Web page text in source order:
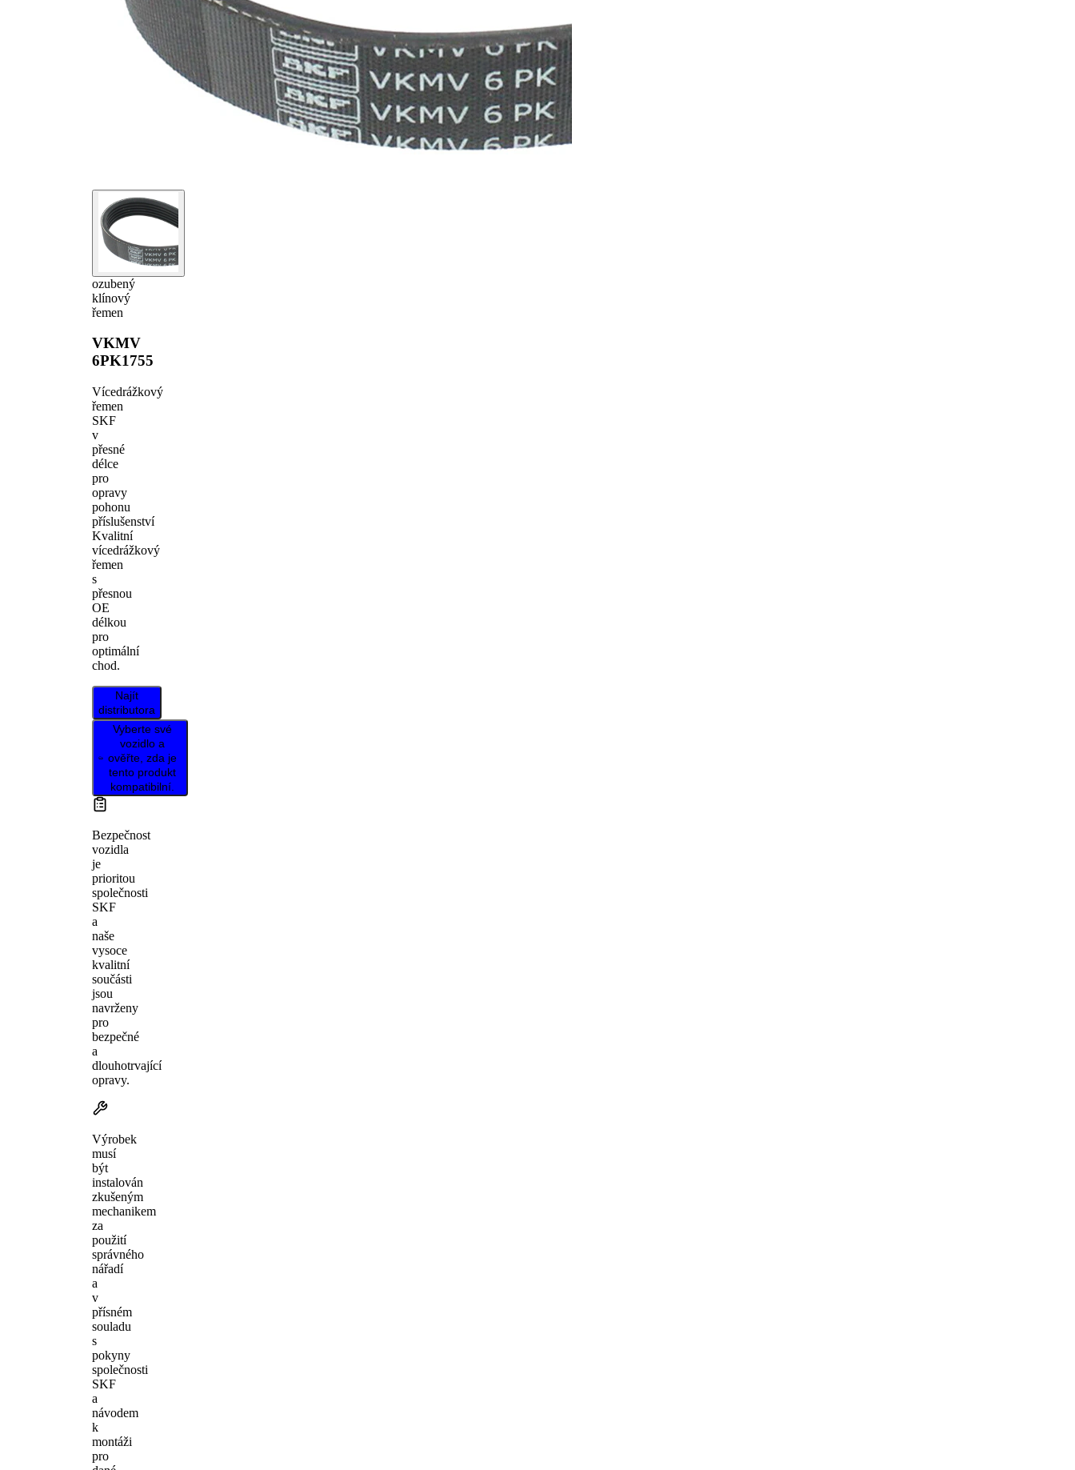
ozubený
klínový
řemen
VKMV
6PK1755
Vícedrážkový
řemen
SKF
v
přesné
délce
pro
opravy
pohonu
příslušenství
Kvalitní
vícedrážkový
řemen
s
přesnou
OE
délkou
pro
optimální
chod.
Najít
distributora
Vyberte své
vozidlo a
ověřte, zda je
tento produkt
kompatibilní.
Bezpečnost
vozidla
je
prioritou
společnosti
SKF
a
naše
vysoce
kvalitní
součásti
jsou
navrženy
pro
bezpečné
a
dlouhotrvající
opravy.
Výrobek
musí
být
instalován
zkušeným
mechanikem
za
použití
správného
nářadí
a
v
přísném
souladu
s
pokyny
společnosti
SKF
a
návodem
k
montáži
pro